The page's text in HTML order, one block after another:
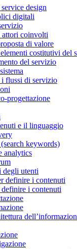
design
digitali
attori coinvolti
di valore
costitutivi del
del servizio
i flussi di servizio
progettazione
e il linguaggio
keywords)
analytics
degli utenti
definire i contenuti
i contenuti